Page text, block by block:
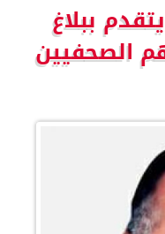
ببلاغ
الصحفيين